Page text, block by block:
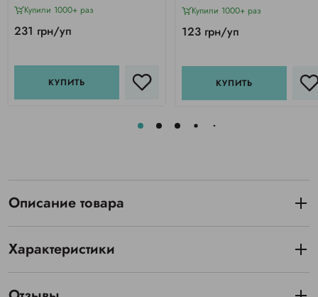
Купили 1000+ раз
231 грн/уп
КУПИТЬ
Купили 1000+ раз
123 грн/уп
КУПИТЬ
Описание товара
Характеристики